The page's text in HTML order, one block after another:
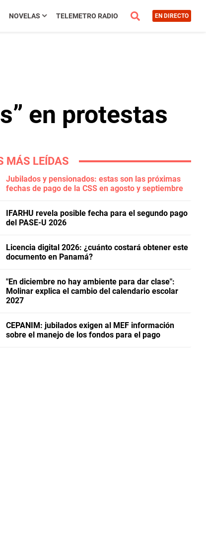
NOVELAS TELEMETRO RADIO EN DIRECTO
en protestas
MÁS LEÍDAS
Jubilados y pensionados: estas son las próximas
fechas de pago de la CSS en agosto y septiembre
IFARHU revela posible fecha para el segundo pago
del PASE-U 2026
Licencia digital 2026: ¿cuánto costará obtener este
documento en Panamá?
"En diciembre no hay ambiente para dar clase":
Molinar explica el cambio del calendario escolar
2027
CEPANIM: jubilados exigen al MEF información
sobre el manejo de los fondos para el pago